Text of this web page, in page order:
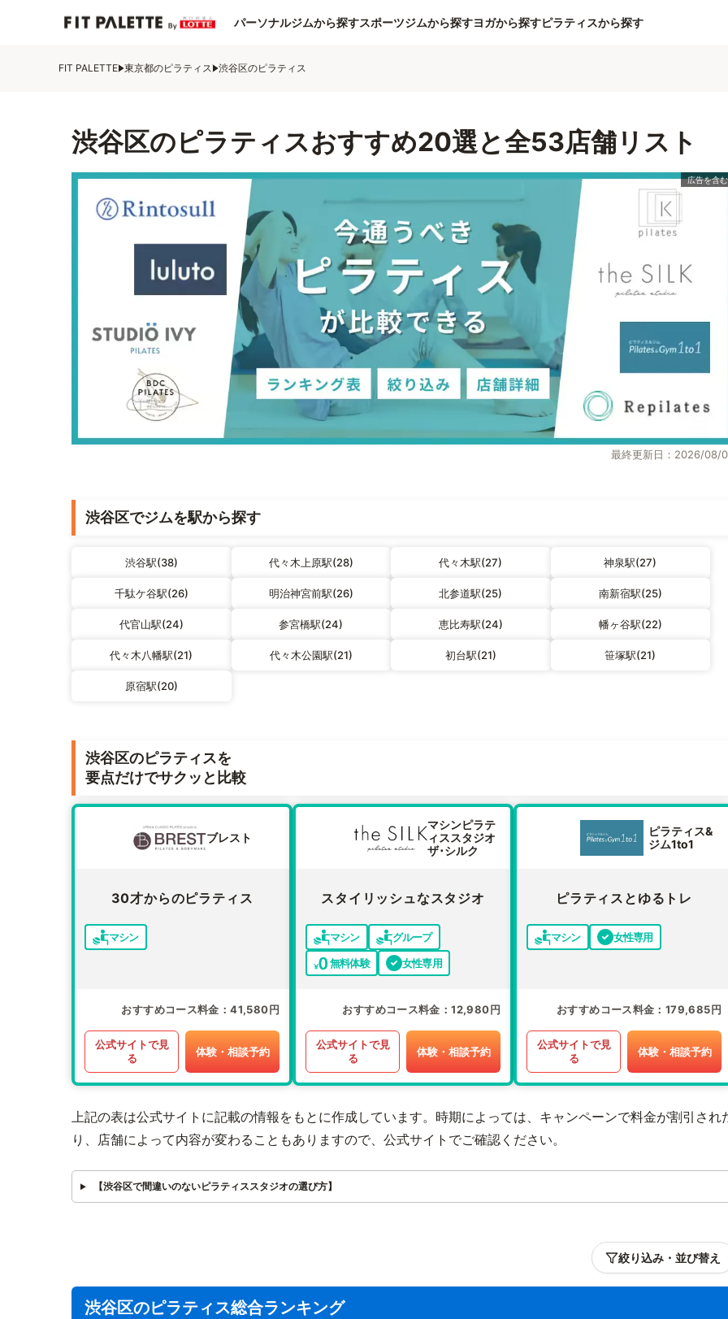
パーソナルジムから探すスポーツジムから探すヨガから探すピラティスから探す
FIT PALETTE 東京都のピラティス 渋谷区のピラティス
渋谷区のピラティスおすすめ20選と全53店舗リスト
最終更新日：2026/08/
渋谷区でジムを駅から探す
渋谷駅(38) 代々木上原駅(28) 代々木駅(27) 神泉駅(27)
千駄ケ谷駅(26) 明治神宮前駅(26) 北参道駅(25) 南新宿駅(25)
代官山駅(24) 参宮橋駅(24) 恵比寿駅(24) 幡ヶ谷駅(22)
代々木八幡駅(21) 代々木公園駅(21) 初台駅(21) 笹塚駅(21)
原宿駅(20)
渋谷区のピラティスを
要点だけでサクッと比較
ブレスト
30才からのピラティス
マシン
おすすめコース料金 41,580円
公式サイトで見
る
体験・相談予約
マシンピラテ
ィススタジオ
ザ･シルク
スタイリッシュなスタジオ
マシン
グループ
無料体験
女性専用
おすすめコース料金 12,980円
公式サイトで見
る
体験・相談予約
ピラティス&
ジム1to1
ピラティスとゆるトレ
マシン 女性専用
おすすめコース料金 179,685円
公式サイトで見
る
体験・相談予約
上記の表は公式サイトに記載の情報をもとに作成しています。時期によっては、キャンペーンで料金が割引され
り、店舗によって内容が変わることもありますので、公式サイトでご確認ください。
【渋谷区で間違いのないピラティススタジオの選び方】
絞り込み・並び替え
渋谷区のピラティス総合ランキング